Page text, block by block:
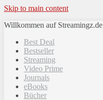
Skip to main content
Willkommen auf Streamingz.de
Best Deal
Bestseller
Streaming
Video Prime
Journals
eBooks
Bücher